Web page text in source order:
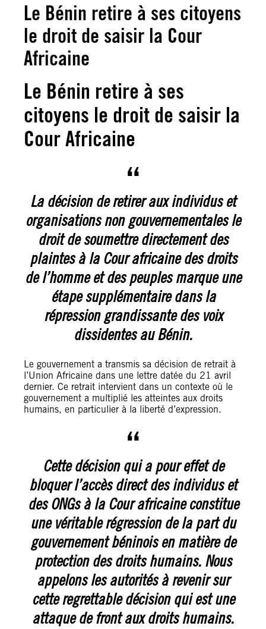
Le Bénin retire à ses citoyens
le droit de saisir la Cour
Africaine
Le Bénin retire à ses
citoyens le droit de saisir la
Cour Africaine
La décision de retirer aux individus et
organisations non gouvernementales le
droit de soumettre directement des
plaintes à la Cour africaine des droits
de l’homme et des peuples marque une
étape supplémentaire dans la
répression grandissante des voix
dissidentes au Bénin.
Le gouvernement a transmis sa décision de retrait à
l’Union Africaine dans une lettre datée du 21 avril
dernier. Ce retrait intervient dans un contexte où le
gouvernement a multiplié les atteintes aux droits
humains, en particulier à la liberté d’expression.
Cette décision qui a pour effet de
bloquer l’accès direct des individus et
des ONGs à la Cour africaine constitue
une véritable régression de la part du
gouvernement béninois en matière de
protection des droits humains. Nous
appelons les autorités à revenir sur
cette regrettable décision qui est une
attaque de front aux droits humains.